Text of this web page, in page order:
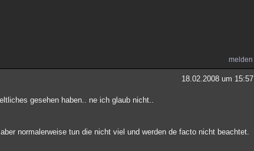
melden
18.02.2008 um 15:57
gesehen haben.. ne ich glaub nicht..
normalerweise tun die nicht viel und werden de facto nicht beachtet.